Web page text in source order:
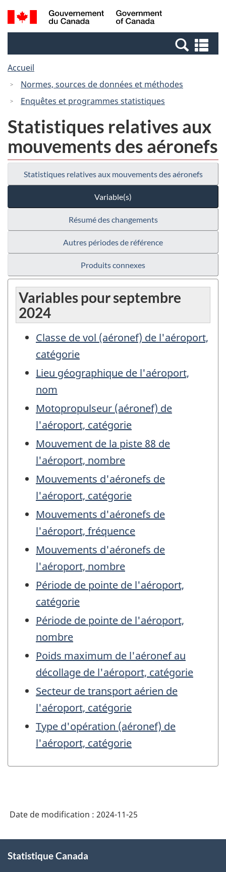
Passer
au
Passer
à
Canada
Recherche
et
et
Accueil
Normes, sources de données et méthodes
Enquêtes et programmes statistiques
Statistiques relatives aux
mouvements des aéronefs
Statistiques relatives aux mouvements des aéronefs
Variable(s)
Résumé des changements
Autres périodes de référence
Produits connexes
Variables pour septembre
2024
Classe de vol (aéronef) de l'aéroport,
catégorie
Lieu géographique de l'aéroport,
nom
Motopropulseur (aéronef) de
l'aéroport, catégorie
Mouvement de la piste 88 de
l'aéroport, nombre
Mouvements d'aéronefs de
l'aéroport, catégorie
Mouvements d'aéronefs de
l'aéroport, fréquence
Mouvements d'aéronefs de
l'aéroport, nombre
Période de pointe de l'aéroport,
catégorie
Période de pointe de l'aéroport,
nombre
Poids maximum de l'aéronef au
décollage de l'aéroport, catégorie
Secteur de transport aérien de
l'aéroport, catégorie
Type d'opération (aéronef) de
l'aéroport, catégorie
Date de modification : 2024-11-25
propos
Statistique Canada